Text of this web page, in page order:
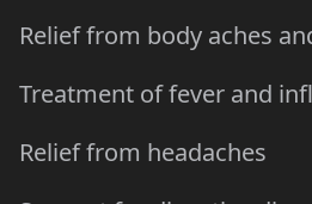
Relief from body aches
Treatment of fever and
Relief from headaches